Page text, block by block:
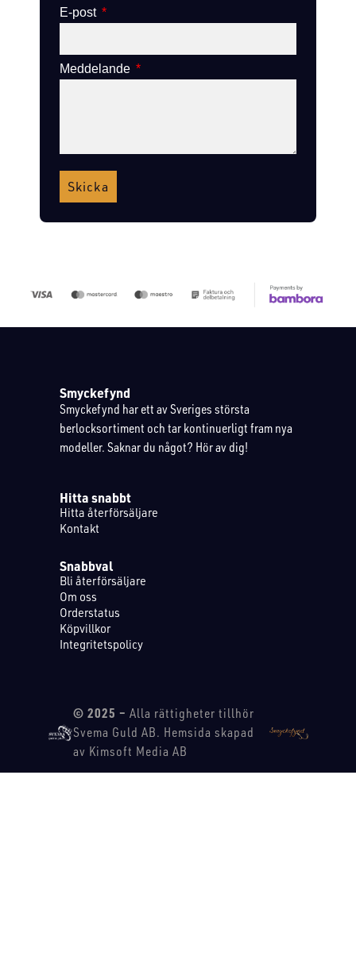
E-post
Meddelande
Skicka
Smyckefynd
Smyckefynd har ett av Sveriges största
berlocksortiment och tar kontinuerligt fram nya
modeller. Saknar du något? Hör av dig!
Hitta snabbt
Hitta återförsäljare
Kontakt
Snabbval
Bli återförsäljare
Om oss
Orderstatus
Köpvillkor
Integritetspolicy
© 2025 – Alla rättigheter tillhör
Svema Guld AB. Hemsida skapad
av Kimsoft Media AB